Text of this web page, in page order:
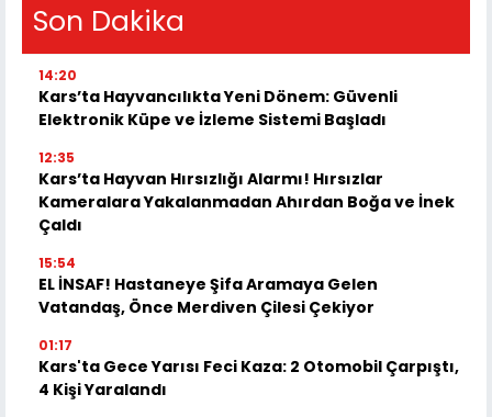
Son Dakika
14:20
Kars’ta Hayvancılıkta Yeni Dönem: Güvenli
Elektronik Küpe ve İzleme Sistemi Başladı
12:35
Kars’ta Hayvan Hırsızlığı Alarmı! Hırsızlar
Kameralara Yakalanmadan Ahırdan Boğa ve İnek
Çaldı
15:54
EL İNSAF! Hastaneye Şifa Aramaya Gelen
Vatandaş, Önce Merdiven Çilesi Çekiyor
01:17
Kars'ta Gece Yarısı Feci Kaza: 2 Otomobil Çarpıştı,
4 Kişi Yaralandı